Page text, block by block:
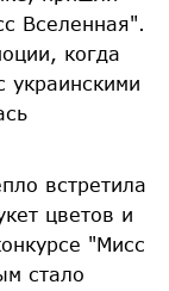
Вселенная".
когда
украинскими
встретила
цветов и
"Мисс
стало